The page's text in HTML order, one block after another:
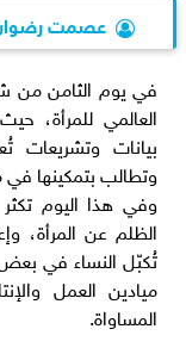
عصمت
في يوم الثامن من
العالمي للمرأة،
بيانات وتشريعات
وتطالب بتمكينها في
وفي هذا اليوم تكثر
الظلم عن المرأة،
تُكبّل النساء في
ميادين العمل
المساواة.